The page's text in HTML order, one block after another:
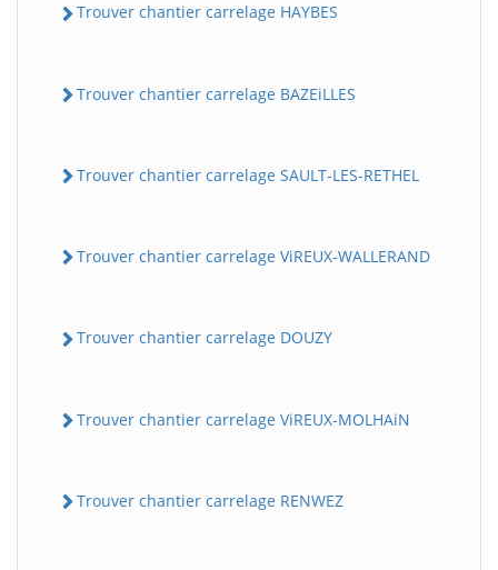
Trouver chantier carrelage HAYBES
Trouver chantier carrelage BAZEiLLES
Trouver chantier carrelage SAULT-LES-RETHEL
Trouver chantier carrelage ViREUX-WALLERAND
Trouver chantier carrelage DOUZY
Trouver chantier carrelage ViREUX-MOLHAiN
Trouver chantier carrelage RENWEZ